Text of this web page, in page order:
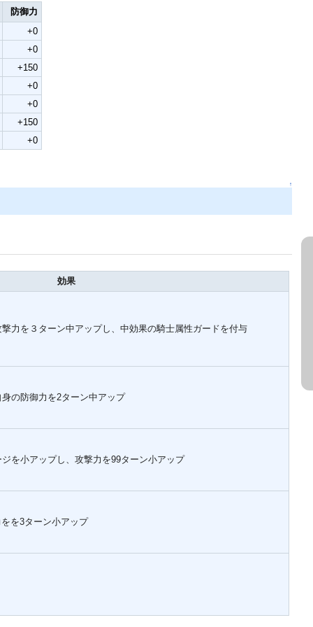
防御力
+0
+0
+150
+0
+0
+150
+0
↑
効果
力を３ターン中アップし、中効果の騎士属性ガードを付与
の防御力を2ターン中アップ
を小アップし、攻撃力を99ターン小アップ
を3ターン小アップ